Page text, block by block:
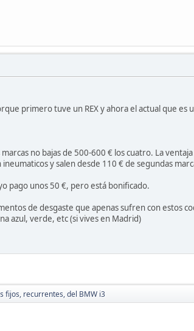
primero tuve un REX y ahora el actual que es
no bajas de 500-600 € los cuatro. La
y salen desde 110 € de segundas
pago unos 50 €, pero está bonificado.
de desgaste que apenas sufren con estos
azul, verde, etc (si vives en Madrid)
fijos, recurrentes, del BMW i3